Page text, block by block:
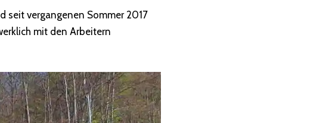
seit vergangenen Sommer 2017
mit den Arbeitern